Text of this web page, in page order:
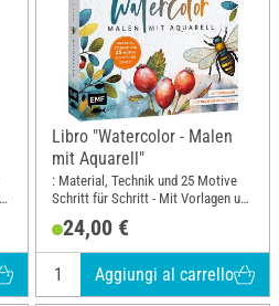
Libro "Watercolor - Malen
mit Aquarell"
: Material, Technik und 25 Motive
Schritt für Schritt - Mit Vorlagen und
cm; Altezza: 25.9 cm
24,00 €
Aggiungi al carrello